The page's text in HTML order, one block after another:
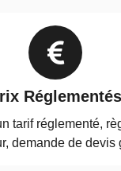
Réglementés
tarif réglementé,
demande de devis